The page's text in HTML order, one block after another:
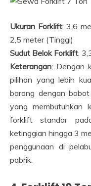
Ukuran Forklift: 3,6
2,5 meter (Tinggi)
Sudut Belok Forklift:
Keterangan: Dengan
pilihan yang lebih
barang dengan
yang membutuhkan
forklift standar
ketinggian hingga 3
penggunaan di
pabrik.